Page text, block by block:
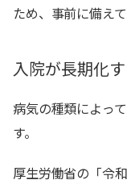
ため、事前に備え
入院が長期化
病気の種類によっ
す。
厚生労働省の「令